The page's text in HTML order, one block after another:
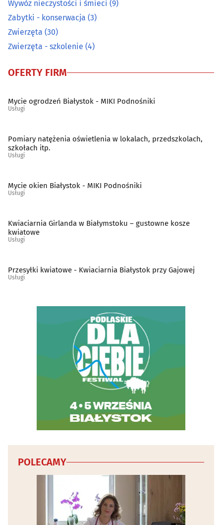
Sprzątanie(44)
Sprzęt RTV, AGD - naprawa, montaż
Tapicerzy(23)
Telekomunikacja - systemy, usługi
Telewizja kablowa, cyfrowa, naziemna
Tworzywa sztuczne
Weterynarze(28)
Wody mineralne i napoje - producenci, hurtownie
Wyposażenie gastronomii i hoteli (4)
Wypożyczalnie narzędzi i elektronarzędzi
Wypożyczanie DVD i video(4)
Wywóz nieczystości i śmieci(9)
Zwierzęta - szkolenie(4)
Wywóz nieczystości i śmieci (9)
Zabytki - konserwacja (3)
Zwierzęta (30)
Zwierzęta - szkolenie (4)
OFERTY FIRM
Mycie ogrodzeń Białystok - MIKI Podnośniki
Usługi
Pomiary natężenia oświetlenia w lokalach, przedszkolach,
szkołach itp.
Usługi
Mycie okien Białystok - MIKI Podnośniki
Usługi
Kwiaciarnia Girlanda w Białymstoku – gustowne kosze
kwiatowe
Usługi
Przesyłki kwiatowe - Kwiaciarnia Białystok przy Gajowej
Usługi
POLECAMY